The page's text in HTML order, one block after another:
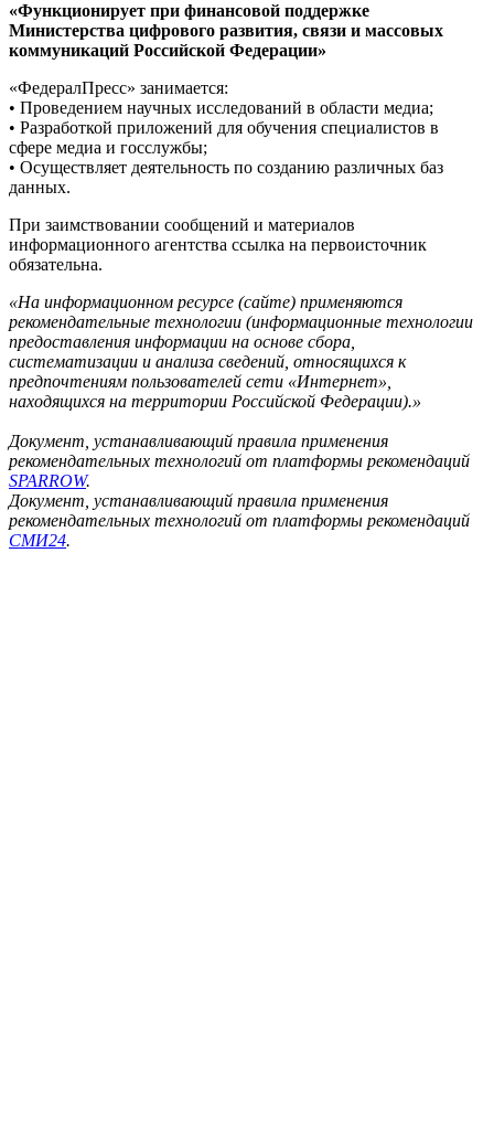
«Функционирует при финансовой поддержке
Министерства цифрового развития, связи и массовых
коммуникаций Российской Федерации»
«ФедералПресс» занимается:
• Проведением научных исследований в области медиа;
• Разработкой приложений для обучения специалистов в
сфере медиа и госслужбы;
• Осуществляет деятельность по созданию различных баз
данных.
При заимствовании сообщений и материалов
информационного агентства ссылка на первоисточник
обязательна.
«На информационном ресурсе (сайте) применяются
рекомендательные технологии (информационные технологии
предоставления информации на основе сбора,
систематизации и анализа сведений, относящихся к
предпочтениям пользователей сети «Интернет»,
находящихся на территории Российской Федерации).»
Документ, устанавливающий правила применения
рекомендательных технологий от платформы рекомендаций
SPARROW.
Документ, устанавливающий правила применения
рекомендательных технологий от платформы рекомендаций
СМИ24.